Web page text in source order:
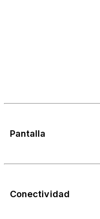
Pantalla
Conectividad